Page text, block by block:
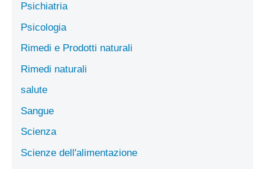
Psichiatria
Psicologia
Rimedi e Prodotti naturali
Rimedi naturali
salute
Sangue
Scienza
Scienze dell'alimentazione